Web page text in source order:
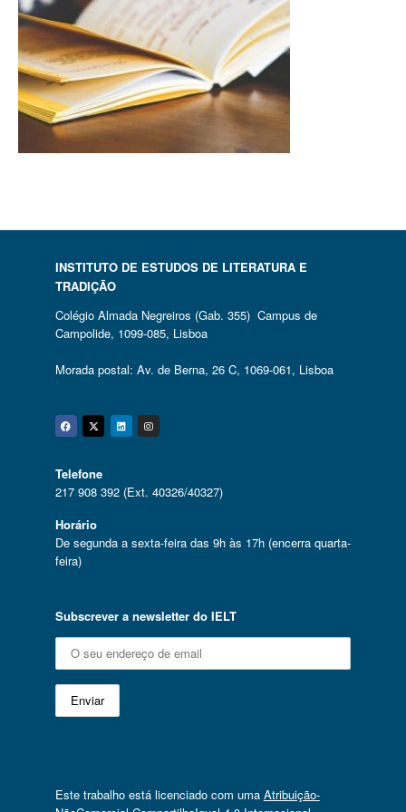
INSTITUTO DE ESTUDOS DE LITERATURA E
TRADIÇÃO
Colégio Almada Negreiros (Gab. 355) Campus de
Campolide, 1099-085, Lisboa
Morada postal: Av. de Berna, 26 C, 1069-061, Lisboa
Facebook
Twitter
Linkedin
Instagram
Telefone
217 908 392 (Ext. 40326/40327)
Horário
De segunda a sexta-feira das 9h às 17h (encerra quarta-
feira)
Subscrever a newsletter do IELT
Este trabalho está licenciado com uma Atribuição-